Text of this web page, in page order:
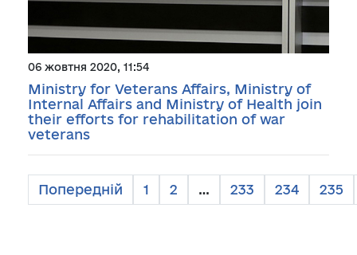
06 жовтня 2020, 11:54
Ministry for Veterans Affairs, Ministry of
Internal Affairs and Ministry of Health join
their efforts for rehabilitation of war
veterans
Попередній 1 2 … 233 234 235